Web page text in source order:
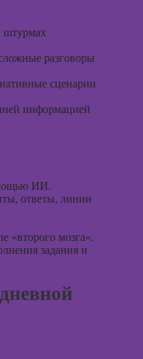
штурмах
разговоры
сценарии
информацией
ИИ.
ответы, линии
«второго мозга».
задания и